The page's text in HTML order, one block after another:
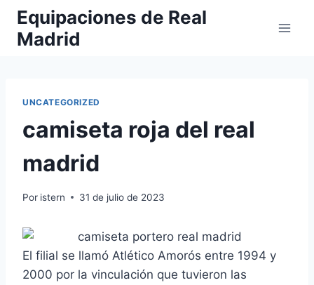
Saltar
contenido
Equipaciones de Real
Madrid
UNCATEGORIZED
camiseta roja del real
madrid
Por istern 31 de julio de 2023
El filial se llamó Atlético Amorós entre 1994 y
2000 por la vinculación que tuvieron las